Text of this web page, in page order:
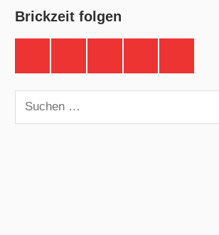
Brickzeit folgen
Suchen
nach: